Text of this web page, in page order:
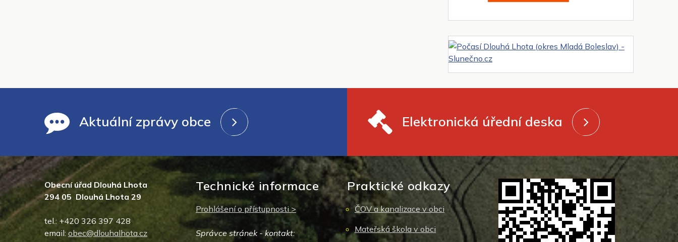
Aktuální zprávy obce Elektronická úřední deska
Obecní úřad Dlouhá Lhota
294 05 Dlouhá Lhota 29
tel.: +420 326 397 428
email: obec@dlouhalhota.cz
Technické informace
Prohlášení o přístupnosti >
Správce stránek - kontakt:
Praktické odkazy
ČOV a kanalizace v obci
Mateřská škola v obci